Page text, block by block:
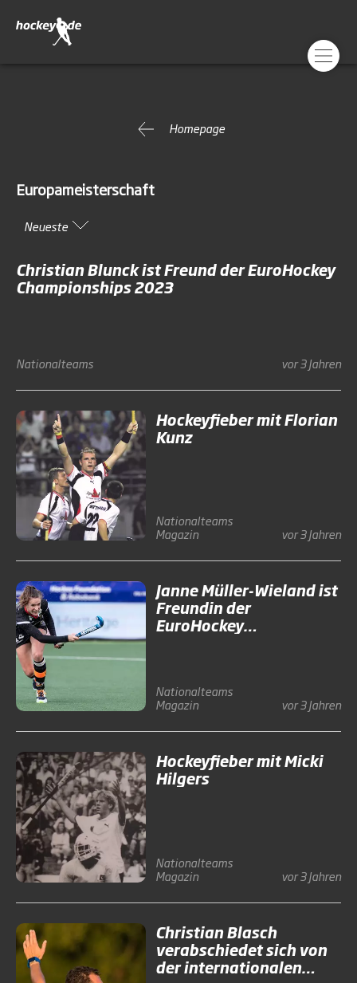
Homepage
Europameisterschaft
Neueste
Christian Blunck ist Freund der EuroHockey
Championships 2023
Nationalteams vor 3 Jahren
Hockeyfieber mit Florian
Kunz
Nationalteams
Magazin
vor 3 Jahren
Janne Müller-Wieland ist
Freundin der
EuroHockey
Nationalteams
Magazin
vor 3 Jahren
Hockeyfieber mit Micki
Hilgers
Nationalteams
Magazin
vor 3 Jahren
Christian Blasch
verabschiedet sich von
der internationalen